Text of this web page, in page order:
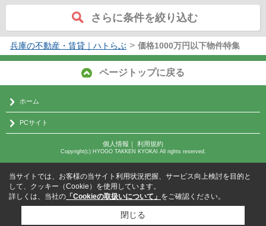
さらに条件を絞り込む
兵庫の不動産・賃貸｜ハトらぶ > 価格1000万円以下物件特集
ページトップに戻る
ホーム
PCサイト
個人情報 ｜ 利用規約
Copyright(c) HYOGO TAKKEN KYOKAI All rights reserved.
当サイトでは、お客様の当サイト利用状況把握、サービス向上検討を目的と
して、クッキー（Cookie）を使用しています。
詳しくは、当社の 「Cookieの取扱いについて」 をご確認ください。
閉じる